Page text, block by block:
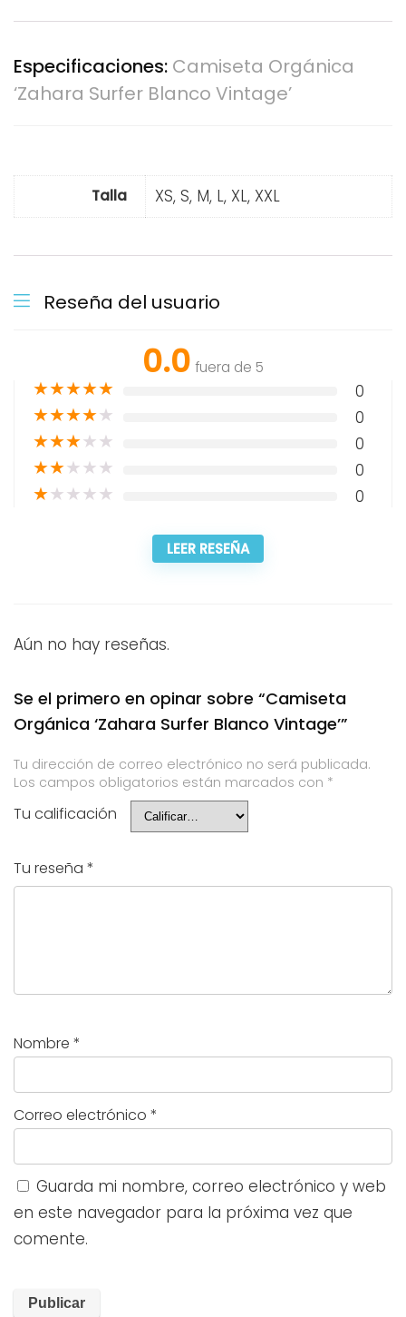
Especificaciones: Camiseta Orgánica
‘Zahara Surfer Blanco Vintage’
Talla XS, S, M, L, XL, XXL
Reseña del usuario
0.0 fuera de 5
★★★★★ 0
★★★★★ 0
★★★★★ 0
★★★★★ 0
★★★★★ 0
LEER RESEÑA
Aún no hay reseñas.
Se el primero en opinar sobre “Camiseta
Orgánica ‘Zahara Surfer Blanco Vintage’”
Tu dirección de correo electrónico no será publicada.
Los campos obligatorios están marcados con *
Tu calificación
Tu reseña *
Nombre *
Correo electrónico *
Guarda mi nombre, correo electrónico y web
en este navegador para la próxima vez que
comente.